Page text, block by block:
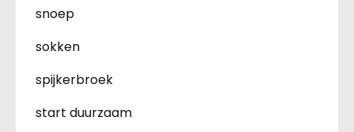
snoep
sokken
spijkerbroek
start duurzaam